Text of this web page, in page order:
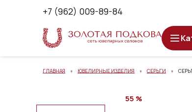
+7 (962) 009-89-84
ГЛАВНАЯ ЮВЕЛИРНЫЕ ИЗДЕЛИЯ СЕРЬГИ
55 %